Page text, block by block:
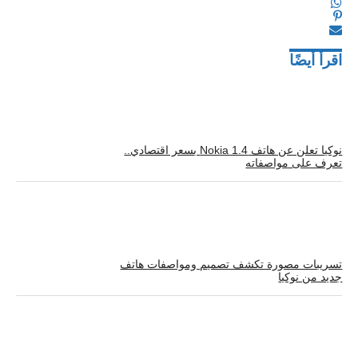
اقرأ أيضًا
نوكيا تعلن عن هاتف Nokia 1.4 بسعر اقتصادي..
تعرف على مواصفاته
تسريبات مصورة تكشف تصميم ومواصفات هاتف
جديد من نوكيا